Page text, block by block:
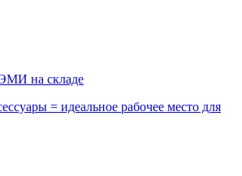
на складе
= идеальное рабочее место для